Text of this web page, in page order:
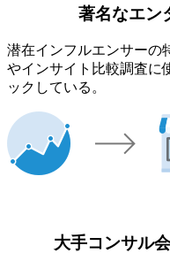
著名なエン
潜在インフルエンサーの
やインサイト比較調査に
ックしている。
大手コンサル